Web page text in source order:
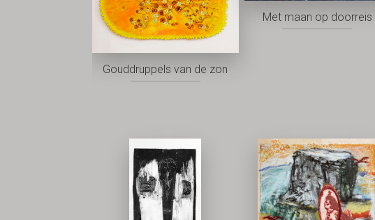
Gouddruppels van de zon
Met maan op doorreis